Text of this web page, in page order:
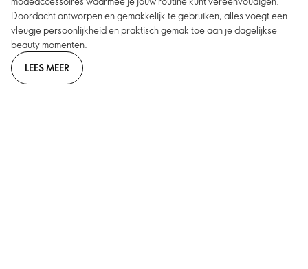
Doordacht ontworpen en gemakkelijk te gebruiken, alles voegt een
vleugje persoonlijkheid en praktisch gemak toe aan je dagelijkse
beauty momenten.
LEES MEER